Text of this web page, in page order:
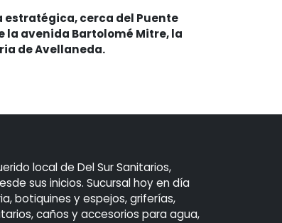
estratégica, cerca del Puente
la avenida Bartolomé Mitre, la
de Avellaneda.
local de Del Sur Sanitarios,
sus inicios. Sucursal hoy en día
botiquines y espejos, griferías,
caños y accesorios para agua,